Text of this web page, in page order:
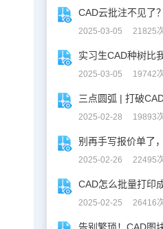
2025-03-05 21825
2025-03-05 19742
三点圆弧 | 打破
2025-02-28 19893
2025-02-26 22495
2025-02-25 26416